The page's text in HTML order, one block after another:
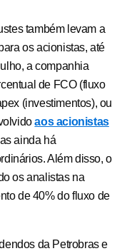
também levam a
os acionistas, até
a companhia
de FCO (fluxo
(investimentos), ou
aos acionistas
ainda há
Além disso, o
os analistas na
de 40% do fluxo de
da Petrobras e